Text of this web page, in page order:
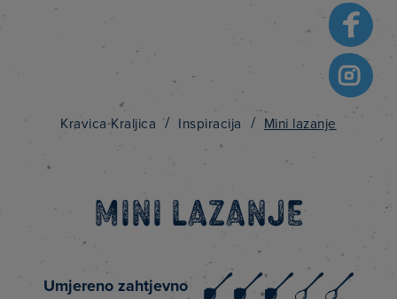
Kravica Kraljica / Inspiracija / Mini lazanje
Mini lazanje
Umjereno zahtjevno